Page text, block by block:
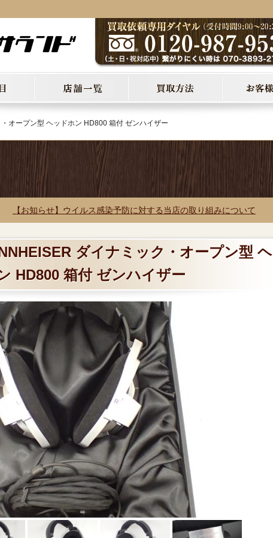
オープン型 ヘッドホン HD800 箱付 ゼンハイザー
【お知らせ】ウイルス感染予防に対する当店の取り組みについて
ダイナミック・オープン型 ヘ
HD800 箱付 ゼンハイザー